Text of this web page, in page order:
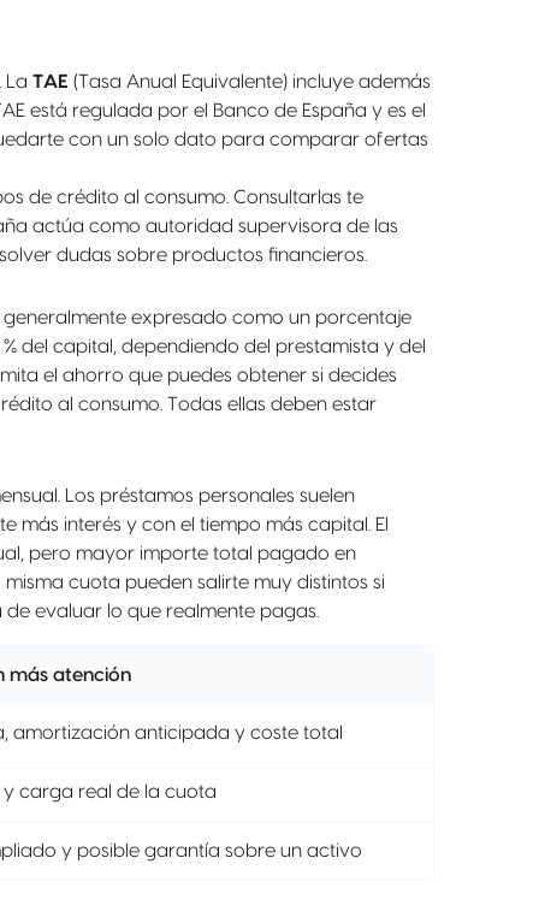
La TAE (Tasa Anual Equivalente) incluye además
está regulada por el Banco de España y es el
con un solo dato para comparar ofertas
de crédito al consumo. Consultarlas te
actúa como autoridad supervisora de las
dudas sobre productos financieros.
expresado como un porcentaje
del capital, dependiendo del prestamista y del
el ahorro que puedes obtener si decides
al consumo. Todas ellas deben estar
Los préstamos personales suelen
interés y con el tiempo más capital. El
pero mayor importe total pagado en
cuota pueden salirte muy distintos si
evaluar lo que realmente pagas.
más atención
amortización anticipada y coste total
y carga real de la cuota
y posible garantía sobre un activo